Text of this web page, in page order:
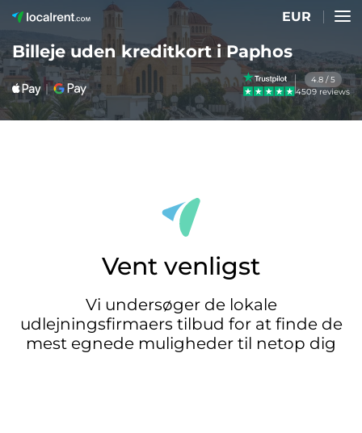
EUR
Billeje uden kreditkort i Paphos
4.8 / 5
4509 reviews
Vent venligst
Vi undersøger de lokale
udlejningsfirmaers tilbud for at finde de
mest egnede muligheder til netop dig